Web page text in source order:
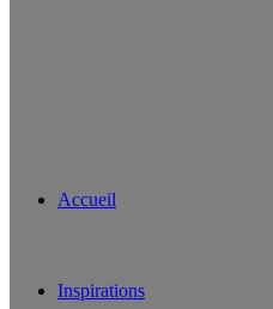
Accueil
Inspirations